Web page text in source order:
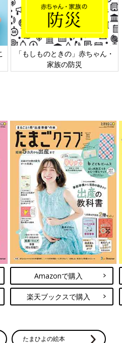
「もしものときの」赤ちゃん・
家族の防災
Amazonで購入
楽天ブックスで購入
たまひよの絵本